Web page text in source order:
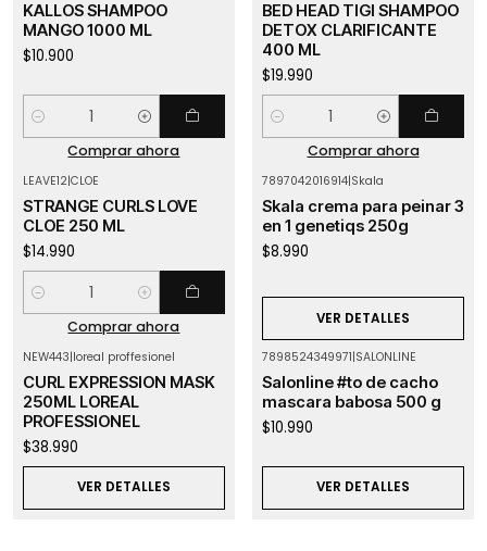
KALLOS SHAMPOO
MANGO 1000 ML
$10.900
Cantidad
Comprar ahora
BED HEAD TIGI SHAMPOO
DETOX CLARIFICANTE
400 ML
$19.990
Cantidad
Comprar ahora
LEAVE12|CLOE
STRANGE CURLS LOVE
CLOE 250 ML
$14.990
Cantidad
Comprar ahora
7897042016914|Skala
Skala crema para peinar 3
en 1 genetiqs 250g
$8.990
VER DETALLES
NEW443|loreal proffesionel
CURL EXPRESSION MASK
250ML LOREAL
PROFESSIONEL
$38.990
VER DETALLES
7898524349971|SALONLINE
Salonline #to de cacho
mascara babosa 500 g
$10.990
VER DETALLES